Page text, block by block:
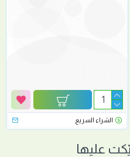
الشراء السريع
عليها